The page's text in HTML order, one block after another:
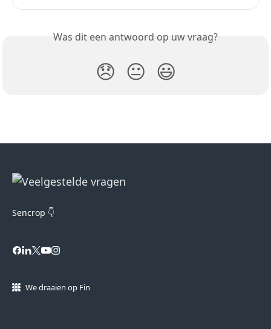
Was dit een antwoord op uw vraag?
😞 😐 😃
Sencrop 👇
We draaien op Fin